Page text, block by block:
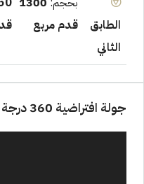
الطابق
الثاني
قدم مربع
جولة افتراضية 360 درجة